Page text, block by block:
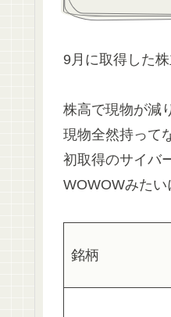
9月に取得した
株高で現物が減
現物全然持って
初取得のサイバ
WOWOWみたい
銘柄